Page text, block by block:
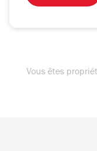
Vous êtes